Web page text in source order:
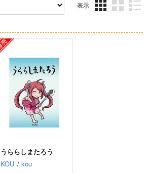
表示
ム
ム
ム
うららしまたろう
KOU / kou